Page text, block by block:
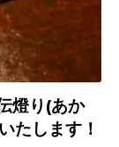
燈り(あか
たします！